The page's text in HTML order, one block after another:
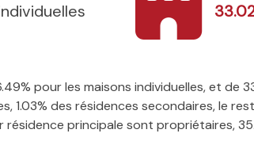
pour les maisons individuelles, et de
1.03% des résidences secondaires, le
principale sont propriétaires,